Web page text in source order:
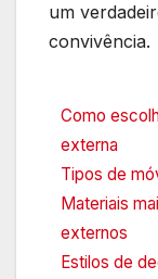
um
convivência.
Como
externa
Tipos de
Materiais
externos
Estilos de